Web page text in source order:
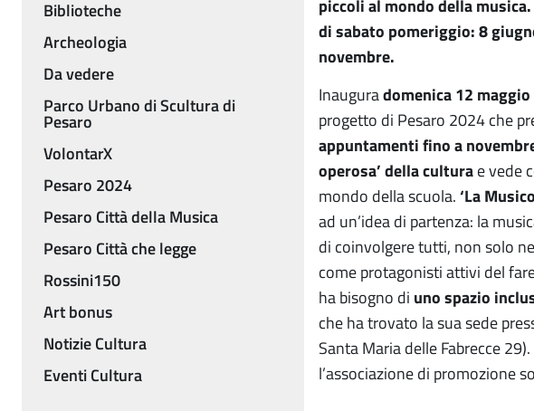
piccoli al mondo della
di sabato pomeriggio: 8
novembre.
Inauguradomenica 12
progetto di Pesaro 2024 che
appuntamenti fino a
operosa’ della culturae vede
mondo della scuola.‘La
ad un’idea di partenza: la
di coinvolgere tutti, non solo
come protagonisti attivi del
ha bisogno di uno spazio
che ha trovato la sua sede
Santa Maria delle Fabrecce
l’associazione di promozione
Biblioteche
Archeologia
Da vedere
Parco Urbano di Scultura di
Pesaro
VolontarX
Pesaro 2024
Pesaro Città della Musica
Pesaro Città che legge
Rossini150
Art bonus
Notizie Cultura
Eventi Cultura